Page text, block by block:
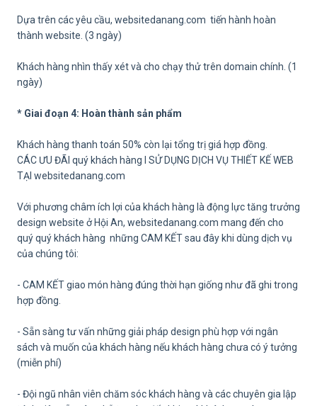
Dựa trên các yêu cầu, websitedanang.com tiến hành hoàn
thành website. (3 ngày)
Khách hàng nhìn thấy xét và cho chạy thử trên domain chính. (1
ngày)
* Giai đoạn 4: Hoàn thành sản phẩm
Khách hàng thanh toán 50% còn lại tổng trị giá hợp đồng.
CÁC ƯU ĐÃI quý khách hàng I SỬ DỤNG DỊCH VỤ THIẾT KẾ WEB
TẠI websitedanang.com
Với phương châm ích lợi của khách hàng là động lực tăng trưởng
design website ở Hội An, websitedanang.com mang đến cho
quý quý khách hàng những CAM KẾT sau đây khi dùng dịch vụ
của chúng tôi:
- CAM KẾT giao món hàng đúng thời hạn giống như đã ghi trong
hợp đồng.
- Sẵn sàng tư vấn những giải pháp design phù hợp với ngân
sách và muốn của khách hàng nếu khách hàng chưa có ý tưởng
(miễn phí)
- Đội ngũ nhân viên chăm sóc khách hàng và các chuyên gia lập